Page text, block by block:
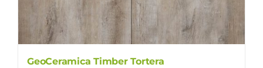
GeoCeramica Timber Tortera